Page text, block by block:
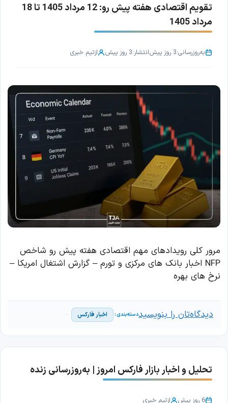
تقویم اقتصادی هفته پیش رو: 12 مرداد 1405 تا 18
مرداد 1405
به‌روزرسانی:3 روز پیش انتشار:3 روز پیش ازتیم خبری
مرور کلی رویدادهای مهم اقتصادی هفته پیش رو شاخص
NFP اخبار بانک های مرکزی و تورم – گزارش اشتغال امریکا –
نرخ های بهره
اخبار فارکس دیدگاه‌تان را بنویسید
تحلیل و اخبار بازار فارکس امروز | به‌روزرسانی زنده
6 روز پیش ازتیم خبری